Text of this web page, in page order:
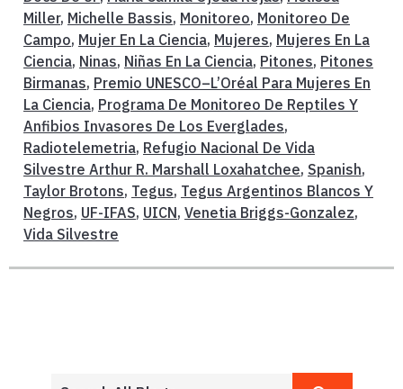
Miller, Michelle Bassis, Monitoreo, Monitoreo De
Campo, Mujer En La Ciencia, Mujeres, Mujeres En La
Ciencia, Ninas, Niñas En La Ciencia, Pitones, Pitones
Birmanas, Premio UNESCO–L’Oréal Para Mujeres En
La Ciencia, Programa De Monitoreo De Reptiles Y
Anfibios Invasores De Los Everglades,
Radiotelemetria, Refugio Nacional De Vida
Silvestre Arthur R. Marshall Loxahatchee, Spanish,
Taylor Brotons, Tegus, Tegus Argentinos Blancos Y
Negros, UF-IFAS, UICN, Venetia Briggs-Gonzalez,
Vida Silvestre